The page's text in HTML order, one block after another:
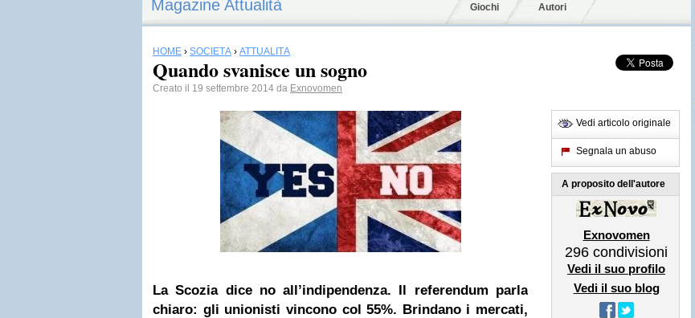
Magazine Attualità Giochi Autori
HOME › SOCIETÀ › ATTUALITÀ
Quando svanisce un sogno
Creato il 19 settembre 2014 da Exnovomen
La Scozia dice no all’indipendenza. Il referendum parla
chiaro: gli unionisti vincono col 55%. Brindano i mercati,
Vedi articolo originale
Segnala un abuso
A proposito dell'autore
Exnovomen
296 condivisioni
Vedi il suo profilo
Vedi il suo blog